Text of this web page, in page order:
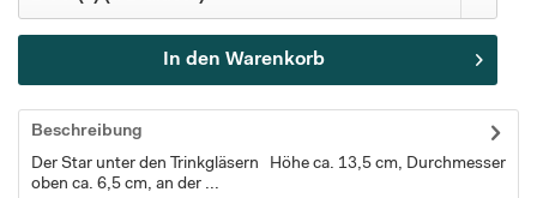
In den Warenkorb
Beschreibung
Der Star unter den Trinkgläsern Höhe ca. 13,5 cm, Durchmesser
oben ca. 6,5 cm, an der ...